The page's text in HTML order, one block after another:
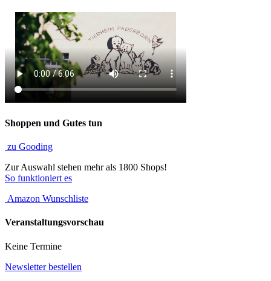
Shoppen und Gutes tun
zu Gooding
Zur Auswahl stehen mehr als 1800 Shops!
So funktioniert es
Amazon Wunschliste
Veranstaltungsvorschau
Keine Termine
Newsletter bestellen